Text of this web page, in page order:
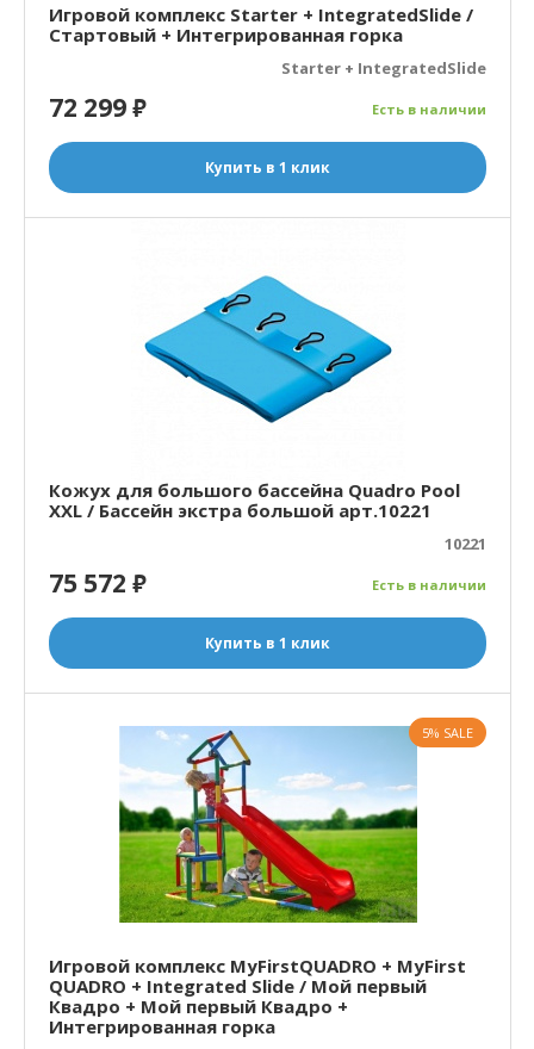
Игровой комплекс Starter + IntegratedSlide /
Стартовый + Интегрированная горка
Starter + IntegratedSlide
Есть в наличии
72 299₽
Купить в 1 клик
Кожух для большого бассейна Quadro Pool
XXL / Бассейн экстра большой арт.10221
10221
Есть в наличии
75 572 ₽
Купить в 1 клик
Игровой комплекс MyFirstQUADRO + MyFirst
QUADRO + Integrated Slide / Мой первый
Квадро + Мой первый Квадро +
Интегрированная горка
5% SALE